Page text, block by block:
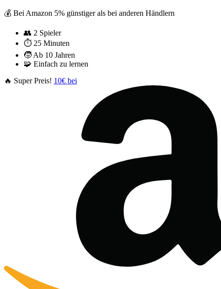
💰 Bei Amazon 5% günstiger als bei anderen Händlern
👥 2 Spieler
⏱️ 25 Minuten
🧒 Ab 10 Jahren
🧩 Einfach zu lernen
🔥 Super Preis! 10€ bei